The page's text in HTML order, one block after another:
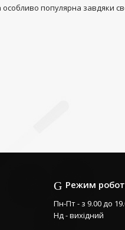
популярна завдяки
Режим
Пн-Пт - з 9.00 до
Нд - вихідний